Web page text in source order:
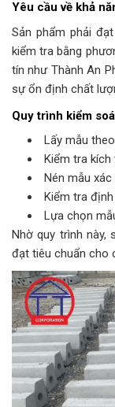
Yêu cầu về khả
Sản phẩm phải
kiểm tra bằng
tín như Thành An
sự ổn định chất
Quy trình kiểm
Lấy mẫu
Kiểm tra
Nén mẫu
Kiểm tra
Lựa chọn
Nhờ quy trình
đạt tiêu chuẩn cho